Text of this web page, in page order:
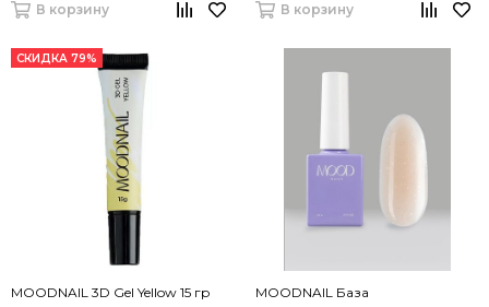
В корзину В корзину
СКИДКА 79%
MOODNAIL 3D Gel Yellow 15 гр
MOODNAIL База